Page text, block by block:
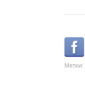
Метки: